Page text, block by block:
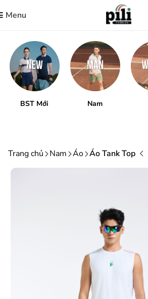
Menu
BST Mới Nam
Trang chủ Nam Áo Áo Tank Top